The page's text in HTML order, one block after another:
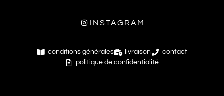
INSTAGRAM
conditions générales livraison
contact
politique de confidentialité